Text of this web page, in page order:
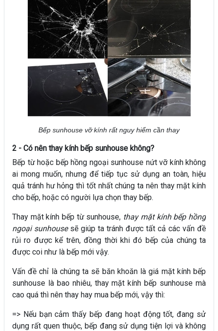
Bếp sunhouse vỡ kính rất nguy hiểm cần thay
2 - Có nên thay kính bếp sunhouse không?
Bếp từ hoặc bếp hồng ngoại sunhouse nứt vỡ kính không
ai mong muốn, nhưng để tiếp tục sử dụng an toàn, hiệu
quả tránh hư hỏng thì tốt nhất chúng ta nên thay mặt kính
cho bếp, hoặc có người lựa chọn thay bếp.
Thay mặt kính bếp từ sunhouse, thay mặt kính bếp hồng
ngoại sunhousesẽ giúp ta tránh được tất cả các vấn đề
rủi ro được kể trên, đồng thời khi đó bếp của chúng ta
được coi như là bếp mới vậy.
Vấn đề chỉ là chúng ta sẽ băn khoăn là giá mặt kính bếp
sunhouse là bao nhiêu, thay mặt kính bếp sunhouse mà
cao quá thì nên thay hay mua bếp mới, vậy thì:
=> Nếu bạn cảm thấy bếp đang hoạt động tốt, đang sử
dụng rất quen thuộc, bếp đang sử dụng tiện lợi và không